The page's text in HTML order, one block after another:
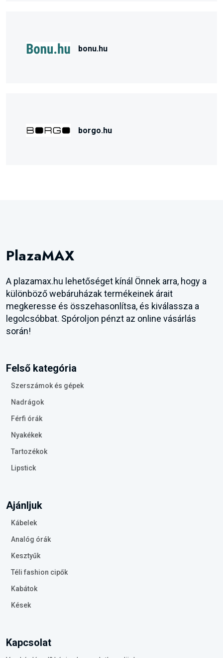
bonu.hu
borgo.hu
PlazaMAX
A plazamax.hu lehetőséget kínál Önnek arra, hogy a
különböző webáruházak termékeinek árait
megkeresse és összehasonlítsa, és kiválassza a
legolcsóbbat. Spóroljon pénzt az online vásárlás
során!
Felső kategória
Szerszámok és gépek
Nadrágok
Férfi órák
Nyakékek
Tartozékok
Lipstick
Ajánljuk
Kábelek
Analóg órák
Kesztyűk
Téli fashion cipők
Kabátok
Kések
Kapcsolat